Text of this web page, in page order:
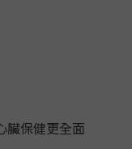
臟保健更全面